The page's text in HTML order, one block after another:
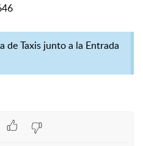
de Taxis junto a la Entrada